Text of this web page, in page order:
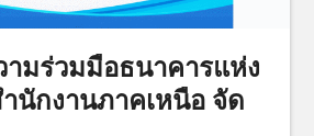
ามร่วมมือธนาคารแห่ง
นักงานภาคเหนือ จัด